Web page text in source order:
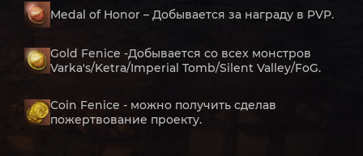
Medal of Honor – Добывается за награду в PVP.
Gold Fenice -Добывается со всех монстров
Varka's/Ketra/Imperial Tomb/Silent Valley/FoG.
Coin Fenice - можно получить сделав
пожертвование проекту.